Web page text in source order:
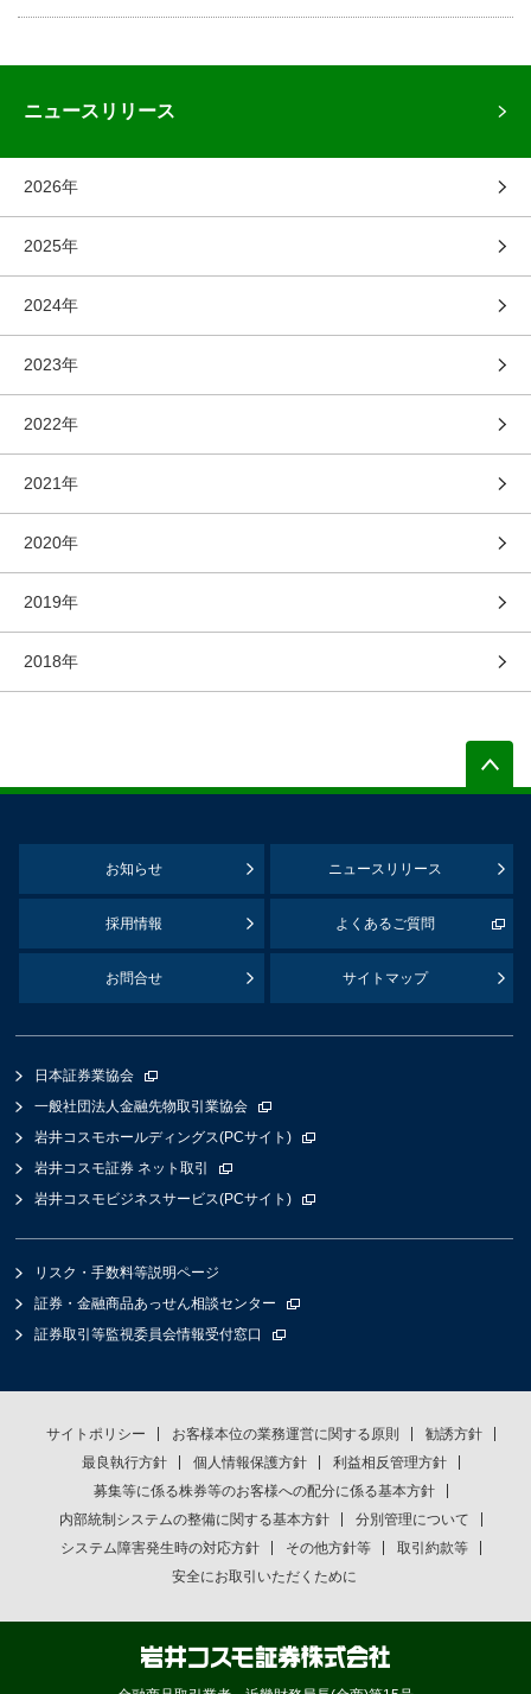
ニュースリリース
2026年
2025年
2024年
2023年
2022年
2021年
2020年
2019年
2018年
お知らせ ニュースリリース
採用情報 よくあるご質問
お問合せ サイトマップ
日本証券業協会
一般社団法人金融先物取引業協会
岩井コスモホールディングス(PCサイト)
岩井コスモ証券 ネット取引
岩井コスモビジネスサービス(PCサイト)
リスク・手数料等説明ページ
証券・金融商品あっせん相談センター
証券取引等監視委員会情報受付窓口
サイトポリシー お客様本位の業務運営に関する原則
勧誘方針
最良執行方針
個人情報保護方針
利益相反管理方針
募集等に係る株券等のお客様への配分に係る基本方針
内部統制システムの整備に関する基本方針
分別管理について
システム障害発生時の対応方針
その他方針等
取引約款等
安全にお取引いただくために